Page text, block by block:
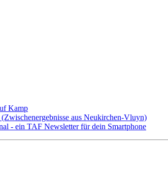
Kamp
aus Neukirchen-Vluyn)
- ein TAF Newsletter für dein Smartphone